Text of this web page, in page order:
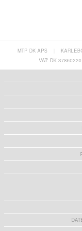
MTP DK APS |
VAT: DK 37860220